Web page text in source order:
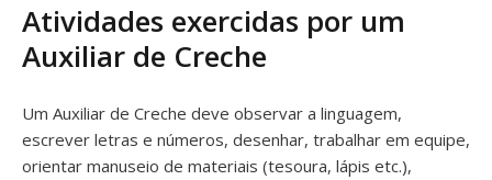
Atividades exercidas por um
Auxiliar de Creche
Um Auxiliar de Creche deve observar a linguagem,
escrever letras e números, desenhar, trabalhar em equipe,
orientar manuseio de materiais (tesoura, lápis etc.),